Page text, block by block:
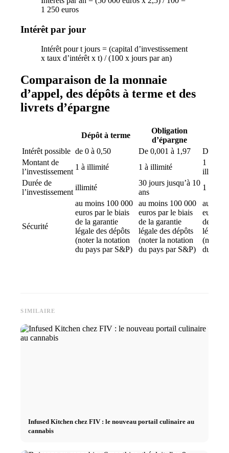
1 250 euros
Intérêt par jour
Intérêt pour t jours = (capital d’investissement
x taux d’intérêt x t) / (100 x jours par an)
Comparaison de la monnaie
d’appel, des dépôts à terme et des
livrets d’épargne
Dépôt à terme
Obligation
d’épargne
Intérêt possible de 0 à 0,50 De 0,001 à 1,97
De 0,1
Montant de
l’investissement
1 à illimité 1 à illimité
1 000
illimité
Durée de
l’investissement
illimité
30 jours jusqu’à 10
ans
1 à 10
Sécurité
au moins 100 000
euros par le biais
de la garantie
légale des dépôts
(noter la notation
du pays par S&P)
au moins 100 000
euros par le biais
de la garantie
légale des dépôts
(noter la notation
du pays par S&P)
au
euros
de la
légale
(noter
du
SIMILAIRE
Infused Kitchen chez FIV : le nouveau portail culinaire au
cannabis